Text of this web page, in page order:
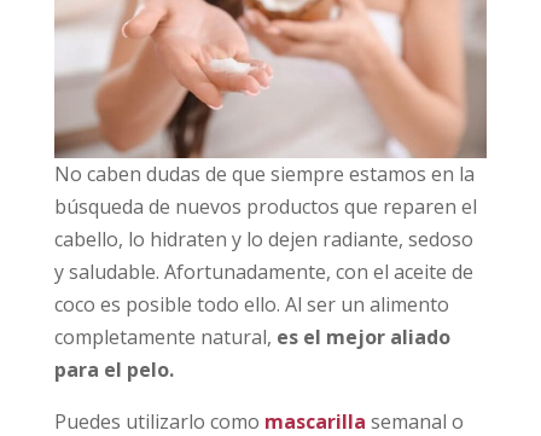
No caben dudas de que siempre estamos en la
búsqueda de nuevos productos que reparen el
cabello, lo hidraten y lo dejen radiante, sedoso
y saludable. Afortunadamente, con el aceite de
coco es posible todo ello. Al ser un alimento
completamente natural, es el mejor aliado
para el pelo.
Puedes utilizarlo como mascarilla semanal o